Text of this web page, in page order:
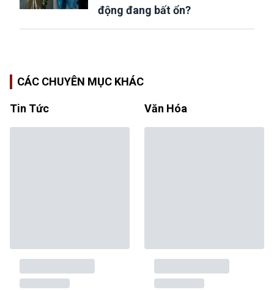
động đang bất ổn?
CÁC CHUYÊN MỤC KHÁC
Tin Tức Văn Hóa